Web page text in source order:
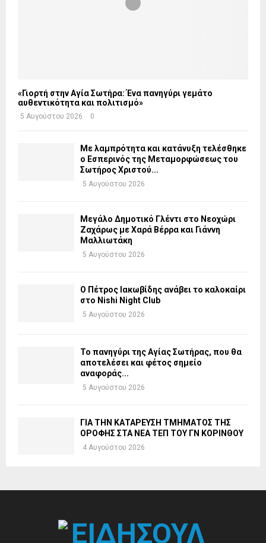
«Γιορτή στην Αγία Σωτήρα: Ένα πανηγύρι γεμάτο
αυθεντικότητα και πολιτισμό»
5 Αυγούστου 2026 0
Με λαμπρότητα και κατάνυξη τελέσθηκε
ο Εσπερινός της Μεταμορφώσεως του
Σωτήρος Χριστού...
5 Αυγούστου 2026
Μεγάλο Δημοτικό Γλέντι στο Νεοχώρι
Ζαχάρως με Χαρά Βέρρα και Γιάννη
Μαλλιωτάκη
5 Αυγούστου 2026
Ο Πέτρος Ιακωβίδης ανάβει το καλοκαίρι
στο Nishi Night Club
5 Αυγούστου 2026
Το πανηγύρι της Αγίας Σωτήρας, που θα
αποτελέσει και φέτος σημείο
αναφοράς...
5 Αυγούστου 2026
ΓΙΑ ΤΗΝ ΚΑΤΑΡΕΥΣΗ ΤΜΗΜΑΤΟΣ ΤΗΣ
ΟΡΟΦΗΣ ΣΤΑ ΝΕΑ ΤΕΠ ΤΟΥ ΓΝ ΚΟΡΙΝΘΟΥ
4 Αυγούστου 2026